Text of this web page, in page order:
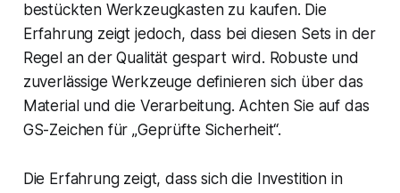
bestückten Werkzeugkasten zu kaufen. Die
Erfahrung zeigt jedoch, dass bei diesen Sets in der
Regel an der Qualität gespart wird. Robuste und
zuverlässige Werkzeuge definieren sich über das
Material und die Verarbeitung. Achten Sie auf das
GS-Zeichen für „Geprüfte Sicherheit“.
Die Erfahrung zeigt, dass sich die Investition in